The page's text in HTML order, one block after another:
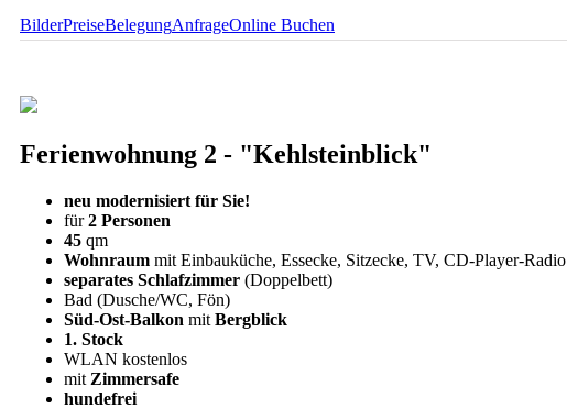
BilderPreiseBelegungAnfrageOnline Buchen
Ferienwohnung 2 - "Kehlsteinblick"
neu modernisiert für Sie!
für2 Personen
45 qm
Wohnraum mit Einbauküche, Essecke, Sitzecke, TV, CD-Player-Radio
separates Schlafzimmer (Doppelbett)
Bad (Dusche/WC, Fön)
Süd-Ost-Balkon mit Bergblick
1. Stock
WLAN kostenlos
mit Zimmersafe
hundefrei